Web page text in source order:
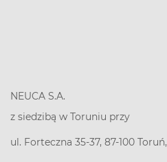
NEUCA S.A.
z siedzibą w Toruniu przy
ul. Forteczna 35-37, 87-100 Toruń,